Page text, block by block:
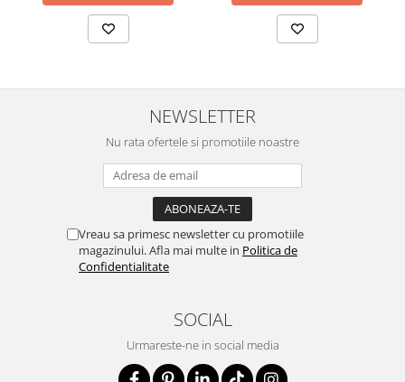
NEWSLETTER
Nu rata ofertele si promotiile noastre
Vreau sa primesc newsletter cu promotiile
magazinului. Afla mai multe in Politica de
Confidentialitate
SOCIAL
Urmareste-ne in social media